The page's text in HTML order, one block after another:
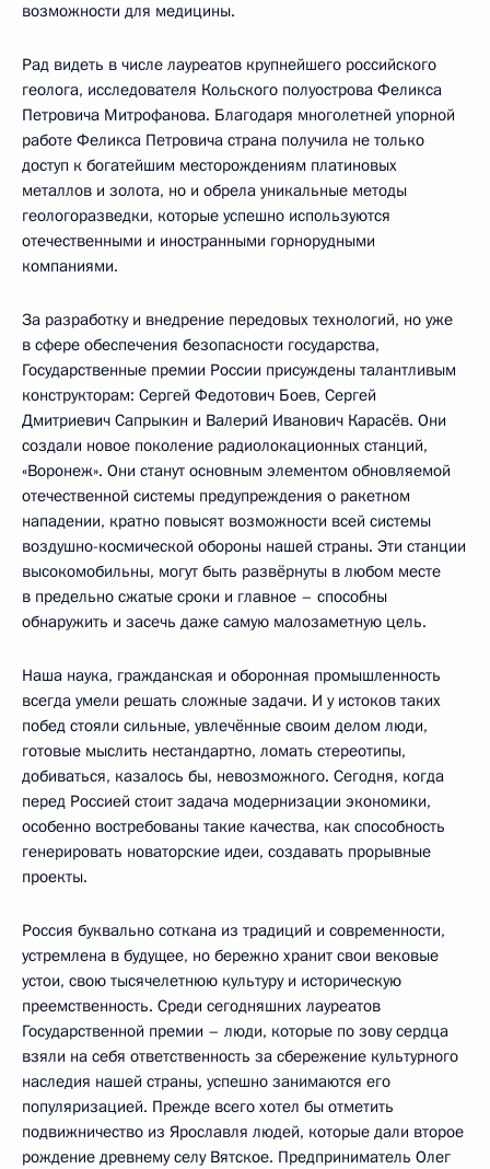
возможности для медицины.
Рад видеть в числе лауреатов крупнейшего российского
геолога, исследователя Кольского полуострова Феликса
Петровича Митрофанова. Благодаря многолетней упорной
работе Феликса Петровича страна получила не только
доступ к богатейшим месторождениям платиновых
металлов и золота, но и обрела уникальные методы
геологоразведки, которые успешно используются
отечественными и иностранными горнорудными
компаниями.
За разработку и внедрение передовых технологий, но уже
в сфере обеспечения безопасности государства,
Государственные премии России присуждены талантливым
конструкторам: Сергей Федотович Боев, Сергей
Дмитриевич Сапрыкин и Валерий Иванович Карасёв. Они
создали новое поколение радиолокационных станций,
«Воронеж». Они станут основным элементом обновляемой
отечественной системы предупреждения о ракетном
нападении, кратно повысят возможности всей системы
воздушно-космической обороны нашей страны. Эти станции
высокомобильны, могут быть развёрнуты в любом месте
в предельно сжатые сроки и главное – способны
обнаружить и засечь даже самую малозаметную цель.
Наша наука, гражданская и оборонная промышленность
всегда умели решать сложные задачи. И у истоков таких
побед стояли сильные, увлечённые своим делом люди,
готовые мыслить нестандартно, ломать стереотипы,
добиваться, казалось бы, невозможного. Сегодня, когда
перед Россией стоит задача модернизации экономики,
особенно востребованы такие качества, как способность
генерировать новаторские идеи, создавать прорывные
проекты.
Россия буквально соткана из традиций и современности,
устремлена в будущее, но бережно хранит свои вековые
устои, свою тысячелетнюю культуру и историческую
преемственность. Среди сегодняшних лауреатов
Государственной премии – люди, которые по зову сердца
взяли на себя ответственность за сбережение культурного
наследия нашей страны, успешно занимаются его
популяризацией. Прежде всего хотел бы отметить
подвижничество из Ярославля людей, которые дали второе
рождение древнему селу Вятское. Предприниматель Олег